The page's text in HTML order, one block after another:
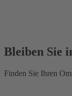
Bleiben Sie
Finden Sie Ihren